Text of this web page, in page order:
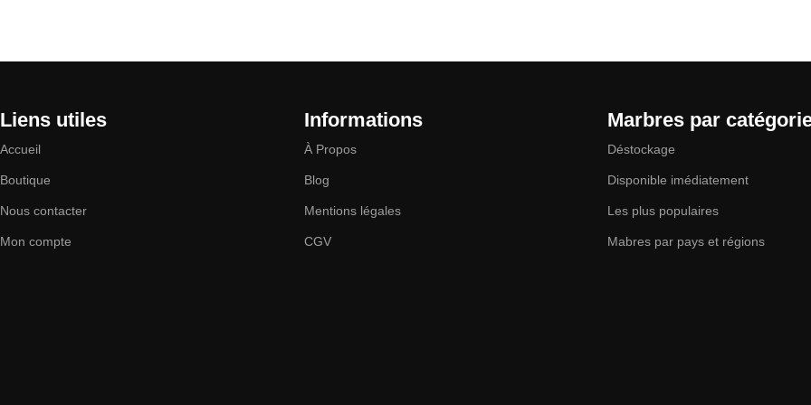
Liens utiles
Accueil
Boutique
Nous contacter
Mon compte
Informations
À Propos
Blog
Mentions légales
CGV
Marbres par
Déstockage
Disponible imédiatement
Les plus populaires
Mabres par pays et régions